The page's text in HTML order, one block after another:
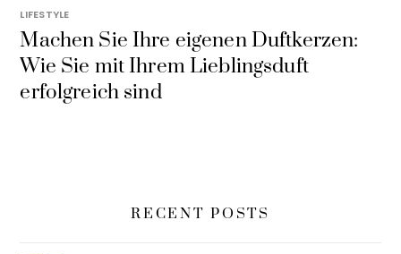
LIFESTYLE
Machen Sie Ihre eigenen Duftkerzen:
Wie Sie mit Ihrem Lieblingsduft
erfolgreich sind
RECENT POSTS